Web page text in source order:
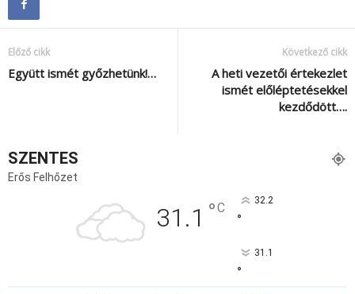
Előző cikk
Együtt ismét győzhetünk!…
Következő cikk
A heti vezetői értekezlet
ismét előléptetésekkel
kezdődött….
SZENTES
Erős Felhőzet
31.1 °C 32.2
°
31.1
°